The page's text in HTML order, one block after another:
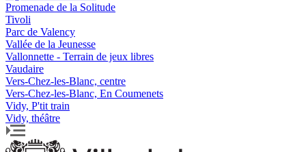
Promenade de la Solitude
Tivoli
Parc de Valency
Vallée de la Jeunesse
Vallonnette - Terrain de jeux libres
Vaudaire
Vers-Chez-les-Blanc, centre
Vers-Chez-les-Blanc, En Coumenets
Vidy, P'tit train
Vidy, théâtre